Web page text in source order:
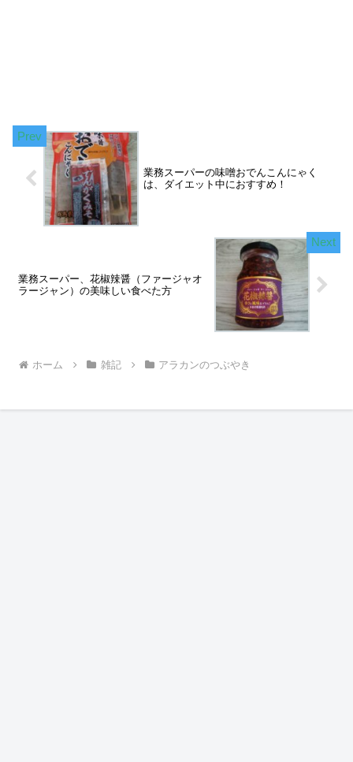
業務スーパーの味噌おでんこんにゃく
は、ダイエット中におすすめ！
業務スーパー、花椒辣醤（ファージャオ
ラージャン）の美味しい食べた方
ホーム 雑記 アラカンのつぶやき